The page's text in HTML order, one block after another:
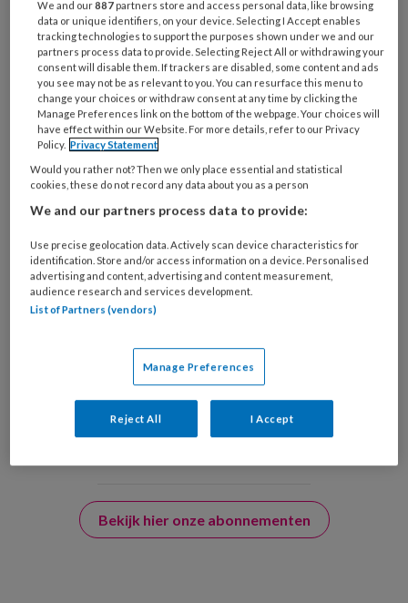
organisatie
werk
je?
Untitled
Ontvang 2x per week de
KinderopvangTotaal nieuwsbrief
Ontvang iedere zondag het
Management Kinderopvang
Weekoverzicht
Ja, ik geef toestemming voor e-mails
van KinderopvangTotaal en
Springer Media B.V.
?
Uw bovenstaande gegevens kunnen worden toegevoegd aan
Bekijk hier onze abonnementen
We and our887 partners store and access personal data, like browsing
data or unique identifiers, on your device. Selecting I Accept enables
tracking technologies to support the purposes shown under we and our
partners process data to provide. Selecting Reject All or withdrawing your
consent will disable them. If trackers are disabled, some content and ads
you see may not be as relevant to you. You can resurface this menu to
change your choices or withdraw consent at any time by clicking the
Manage Preferences link on the bottom of the webpage. Your choices will
have effect within our Website. For more details, refer to our Privacy
Policy. Privacy Statement
Would you rather not? Then we only place essential and statistical
cookies, these do not record any data about you as a person
We and our partners process data to provide:
Use precise geolocation data. Actively scan device characteristics for
identification. Store and/or access information on a device. Personalised
advertising and content, advertising and content measurement,
audience research and services development.
List of Partners (vendors)
Manage Preferences
Reject All I Accept